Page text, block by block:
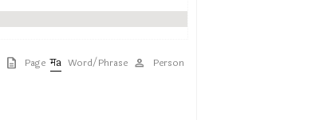
Page Word/Phrase Person